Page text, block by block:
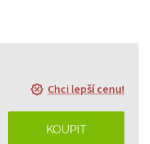
Chci lepší cenu!